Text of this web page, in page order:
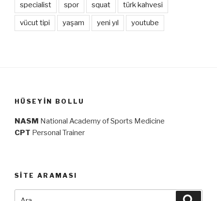
specialist spor squat türk kahvesi
vücut tipi yaşam yeni yıl youtube
HÜSEYIN BOLLU
NASM National Academy of Sports Medicine
CPT Personal Trainer
SITE ARAMASI